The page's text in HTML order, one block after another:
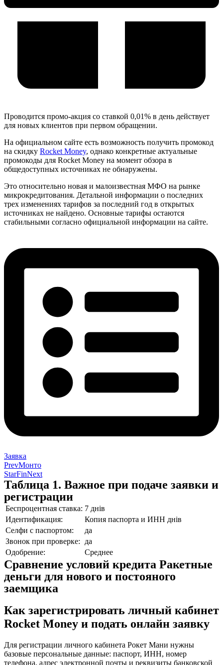
Проводится промо-акция со ставкой 0,01% в день действует
для новых клиентов при первом обращении.
На официальном сайте есть возможность получить промокод
на скидку Rocket Money, однако конкретные актуальные
промокоды для Rocket Money на момент обзора в
общедоступных источниках не обнаружены.
Это относительно новая и малоизвестная МФО на рынке
микрокредитования. Детальной информации о последних
трех изменениях тарифов за последний год в открытых
источниках не найдено. Основные тарифы остаются
стабильными согласно официальной информации на сайте.
Заявка
PrevМонто
StarFinNext
Таблица 1. Важное при подаче заявки и
регистрации
Беспроцентная ставка: 7 днів
Идентификация:
Копия паспорта и ИНН днів
Селфи с паспортом:
да
Звонок при проверке:
да
Одобрение:
Среднее
Сравнение условий кредита Ракетные
деньги для нового и постояного
заемщика
Как зарегистрировать личный кабинет
Rocket Money и подать онлайн заявку
Для регистрации личного кабинета Рокет Мани нужны
базовые персональные данные: паспорт, ИНН, номер
телефона, адрес электронной почты и реквизиты банковской